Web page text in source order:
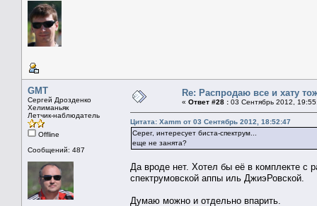
GMT
Сергей Дрозденко
Хелиманьяк
Летчик-наблюдатель
Offline
Сообщений: 487
Re: Распродаю все и хату
« Ответ #28 : 03 Сентябрь 2012,
Цитата: Xamm от 03 Сентябрь 2012, 18:52:47
Серег, интересует биста-спектрум...
еще не занята?
Да вроде нет. Хотел бы её в комплекте с
спектрумовской аппы иль ДжиэРовской.
Думаю можно и отдельно впарить.